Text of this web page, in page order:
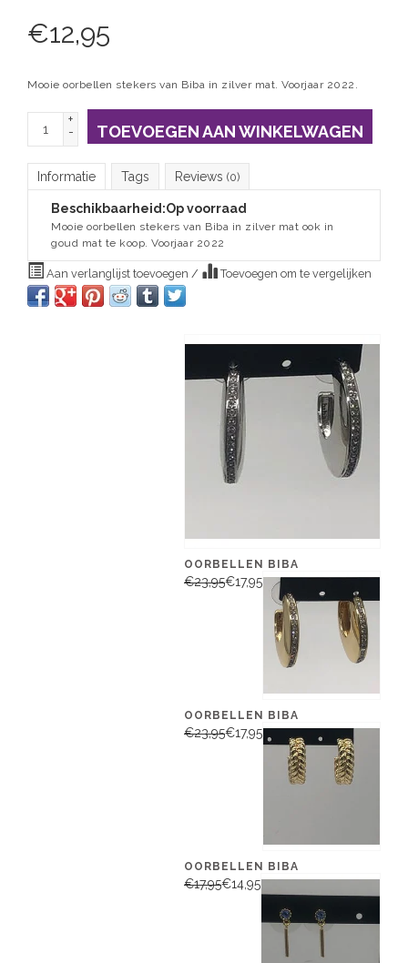
€12,95
Mooie oorbellen stekers van Biba in zilver mat. Voorjaar 2022.
+
-
TOEVOEGEN AAN WINKELWAGEN
Informatie Tags Reviews (0)
Beschikbaarheid:Op voorraad
Mooie oorbellen stekers van Biba in zilver mat ook in
goud mat te koop. Voorjaar 2022
Aan verlanglijst toevoegen / Toevoegen om te vergelijken
OORBELLEN BIBA
€23,95€17,95
OORBELLEN BIBA
€23,95€17,95
OORBELLEN BIBA
€17,95€14,95